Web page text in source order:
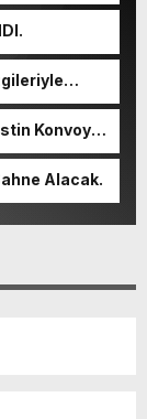
Konvoyu,
Alacak.